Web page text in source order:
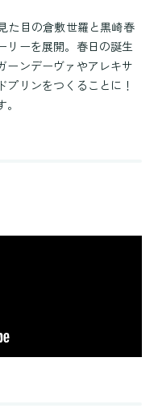
た目の倉敷世羅と黒崎春
リーを展開。春日の誕生
ーンデーヴァやアレキサ
リンをつくることに！